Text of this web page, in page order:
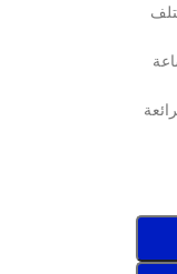
خلال 24 ساعة